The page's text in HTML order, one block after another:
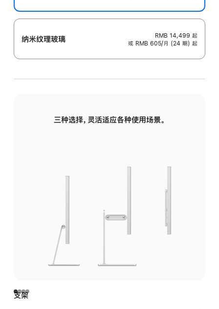
纳米纹理玻璃 RMB 14,499 起
或 RMB 605/月 (24 期) 起
三种选择，灵活适应各种使用场景。
支架